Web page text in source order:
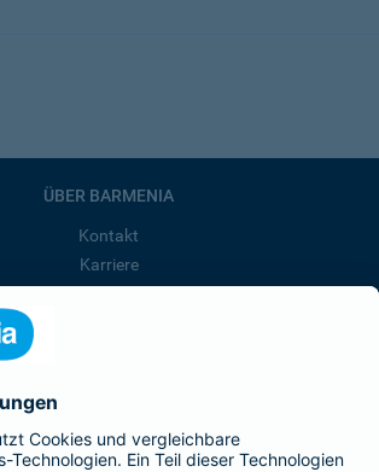
ÜBER BARMENIA
Kontakt
Karriere
ist Teil der BarmeniaGothaer
BELIEBTE SEITEN